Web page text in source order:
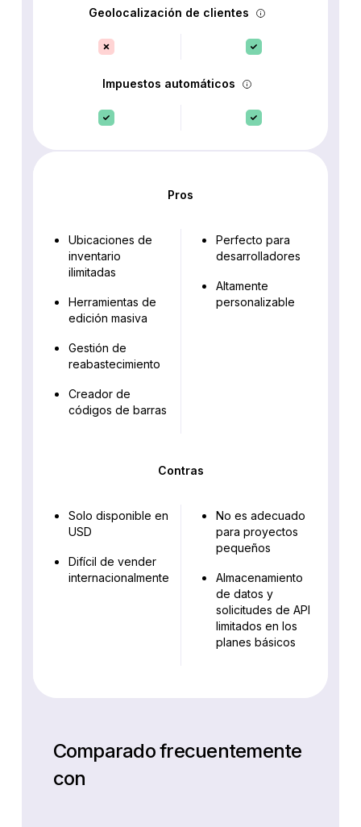
Geolocalización de clientes
Impuestos automáticos
Pros
Ubicaciones de
inventario
ilimitadas
Herramientas de
edición masiva
Gestión de
reabastecimiento
Creador de
códigos de barras
Perfecto para
desarrolladores
Altamente
personalizable
Contras
Solo disponible en
USD
Difícil de vender
internacionalmente
No es adecuado
para proyectos
pequeños
Almacenamiento
de datos y
solicitudes de API
limitados en los
planes básicos
Comparado frecuentemente
con